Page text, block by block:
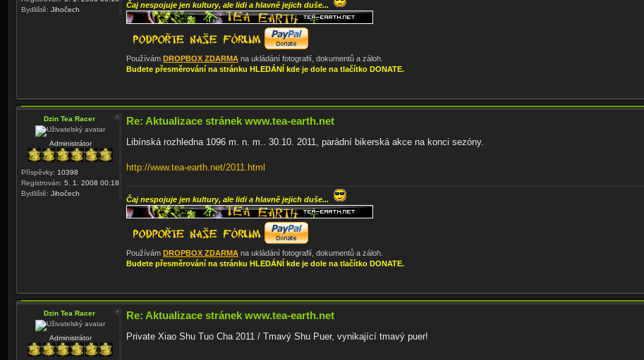
Bydliště: Jihočech
Čaj nespojuje jen kultury, ale lidi a hlavně jejich duše...
Používám DROPBOX ZDARMA na ukládání fotografií, dokumentů a záloh.
Budete přesměrování na stránku HLEDÁNÍ kde je dole na tlačítko DONATE.
Dzin Tea Racer
Administrátor
Příspěvky: 10398
Registrován: 5. 1. 2008 00:18
Bydliště: Jihočech
Re: Aktualizace stránek www.tea-earth.net
Libínská rozhledna 1096 m. n. m.. 30.10. 2011, parádní bikerská akce na konci sezóny.
http://www.tea-earth.net/2011.html
Čaj nespojuje jen kultury, ale lidi a hlavně jejich duše...
Používám DROPBOX ZDARMA na ukládání fotografií, dokumentů a záloh.
Budete přesměrování na stránku HLEDÁNÍ kde je dole na tlačítko DONATE.
Dzin Tea Racer
Administrátor
Re: Aktualizace stránek www.tea-earth.net
Private Xiao Shu Tuo Cha 2011 / Tmavý Shu Puer, vynikající tmavý puer!